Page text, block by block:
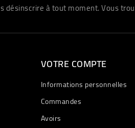
désinscrire à tout moment. Vous
VOTRE COMPTE
Informations personnelles
Commandes
Avoirs